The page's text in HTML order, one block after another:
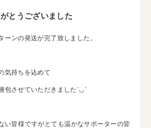
とうございました
ンの発送が完了致しました。
気持ちを込めて
包させていただきました´◡`
い皆様ですがとても温かなサポーターの皆